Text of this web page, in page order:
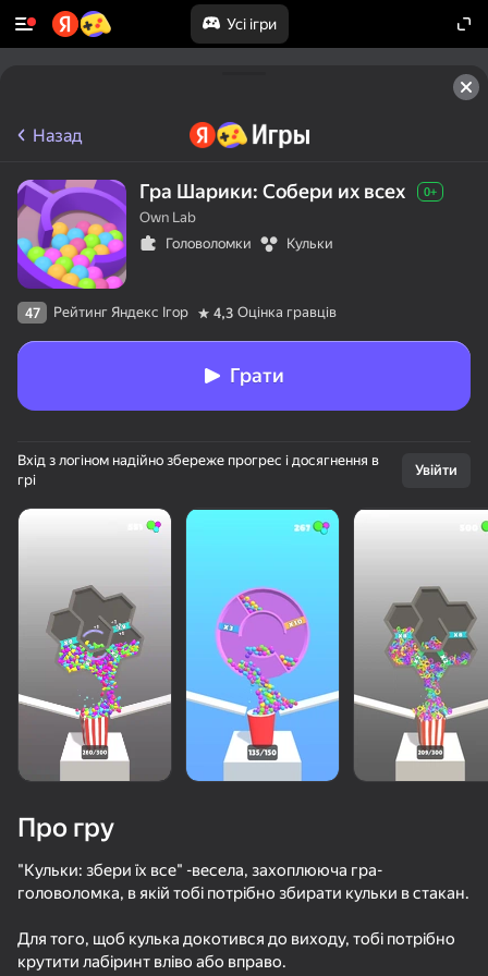
Усі ігри
50+ топ-ігор, у які грають
навіть ті, хто «не грає»
у які грають
Переглянути
Резиновый мяч 3D
67
Красный Шарик Убегает
DeepMine
34
Назад
Гра Шарики: Собери их всех 0+
Own Lab
Головоломки
Кульки
47 Рейтинг Яндекс Ігор 4,3 Оцінка гравців
Грати
Вхід з логіном надійно збереже прогрес і досягнення в
грі
Увійти
Про гру
"Кульки: збери їх все" -весела, захоплююча гра-
головоломка, в якій тобі потрібно збирати кульки в стакан.
Для того, щоб кулька докотився до виходу, тобі потрібно
крутити лабіринт вліво або вправо.